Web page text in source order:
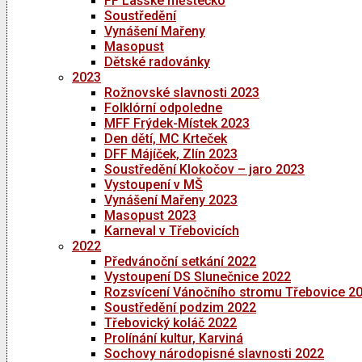
Soustředění
Vynášení Mařeny
Masopust
Dětské radovánky
2023
Rožnovské slavnosti 2023
Folklórní odpoledne
MFF Frýdek-Místek 2023
Den dětí, MC Krteček
DFF Májíček, Zlín 2023
Soustředění Klokočov – jaro 2023
Vystoupení v MŠ
Vynášení Mařeny 2023
Masopust 2023
Karneval v Třebovicích
2022
Předvánoční setkání 2022
Vystoupení DS Slunečnice 2022
Rozsvícení Vánočního stromu Třebovice
Soustředění podzim 2022
Třebovický koláč 2022
Prolínání kultur, Karviná
Sochovy národopisné slavnosti 2022